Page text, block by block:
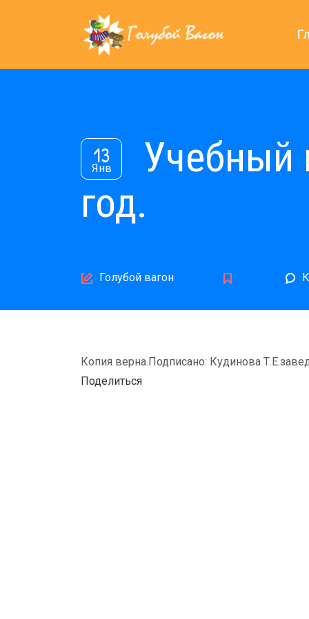
13
Янв
Учебный
год.
Author
Голубой вагон
Копия верна.Подписано: Кудинова
Поделиться